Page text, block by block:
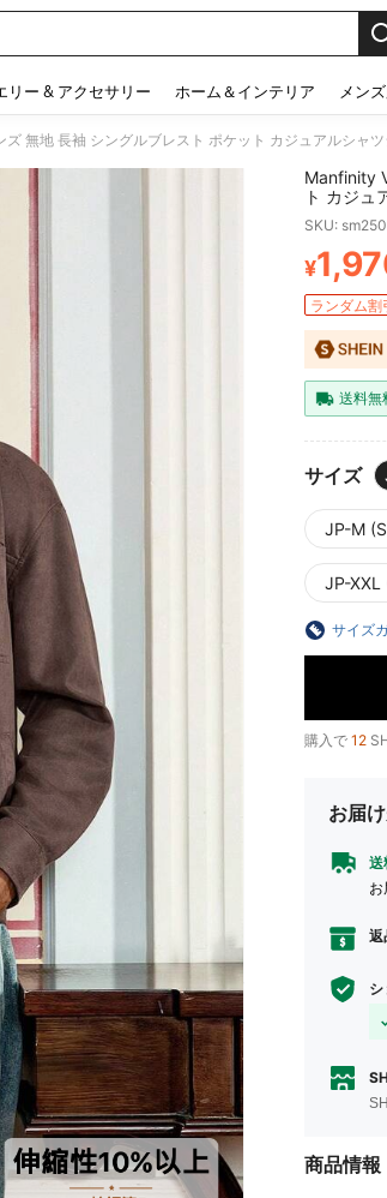
リー & アクセサリー ホーム＆インテリア メン
無地 長袖 シングルブレスト ポケット カジュアルシャ
Manfinity
ト カジュ
SKU:
¥
ランダム割
送料無
サイズ
JP-M
JP-XXL
サイズ
購入で 12
お届
送
返
商品情報